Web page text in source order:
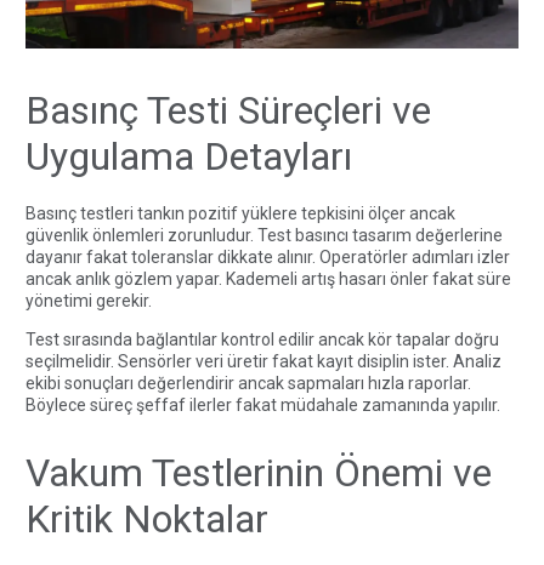
Basınç Testi Süreçleri ve
Uygulama Detayları
Basınç testleri tankın pozitif yüklere tepkisini ölçer ancak
güvenlik önlemleri zorunludur. Test basıncı tasarım değerlerine
dayanır fakat toleranslar dikkate alınır. Operatörler adımları izler
ancak anlık gözlem yapar. Kademeli artış hasarı önler fakat süre
yönetimi gerekir.
Test sırasında bağlantılar kontrol edilir ancak kör tapalar doğru
seçilmelidir. Sensörler veri üretir fakat kayıt disiplin ister. Analiz
ekibi sonuçları değerlendirir ancak sapmaları hızla raporlar.
Böylece süreç şeffaf ilerler fakat müdahale zamanında yapılır.
Vakum Testlerinin Önemi ve
Kritik Noktalar